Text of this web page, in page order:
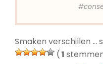
Smaken verschillen …
(1